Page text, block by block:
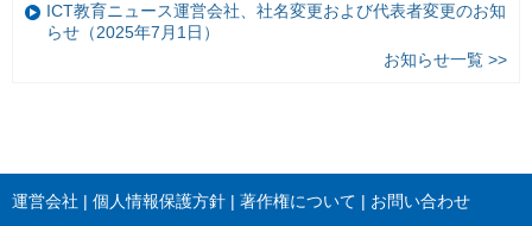
ICT教育ニュース運営会社、社名変更および代表者変更のお知
らせ（2025年7月1日）
お知らせ一覧 >>
運営会社 個人情報保護方針 著作権について お問い合わせ